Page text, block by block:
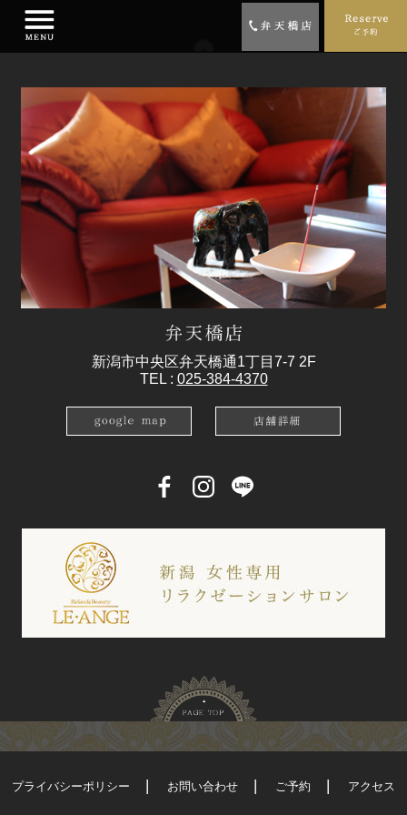
新潟市中央区弁天橋通1丁目7-7 2F
TEL : 025-384-4370
プライバシーポリシー お問い合わせ ご予約 アクセス